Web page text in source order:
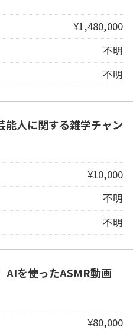
¥1,480,000
不明
不明
能人に関する雑学チャン
¥10,000
不明
不明
AIを使ったASMR動画
¥80,000